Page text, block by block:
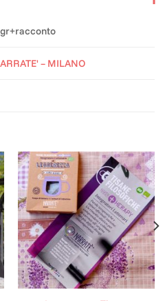
– MILANO